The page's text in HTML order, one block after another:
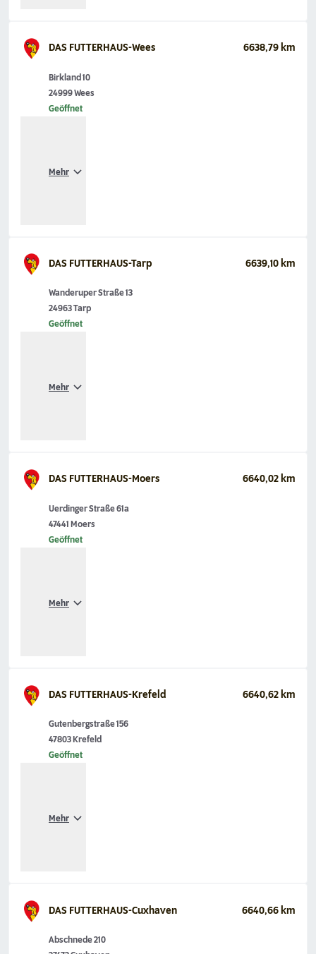
DAS FUTTERHAUS-Wees 6638,79 km
Birkland 10
24999 Wees
Geöffnet
Mehr
DAS FUTTERHAUS-Tarp 6639,10 km
Wanderuper Straße 13
24963 Tarp
Geöffnet
Mehr
DAS FUTTERHAUS-Moers 6640,02 km
Uerdinger Straße 61a
47441 Moers
Geöffnet
Mehr
DAS FUTTERHAUS-Krefeld 6640,62 km
Gutenbergstraße 156
47803 Krefeld
Geöffnet
Mehr
DAS FUTTERHAUS-Cuxhaven 6640,66 km
Abschnede 210